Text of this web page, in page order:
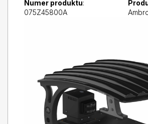
Numer produktu:
075Z45800A